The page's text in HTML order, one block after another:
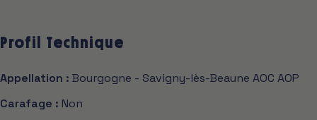
Profil Technique
Appellation : Bourgogne - Savigny-lès-Beaune AOC AOP
Carafage : Non